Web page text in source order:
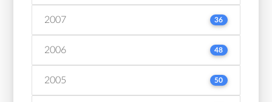
2007 36
2006 48
2005 50